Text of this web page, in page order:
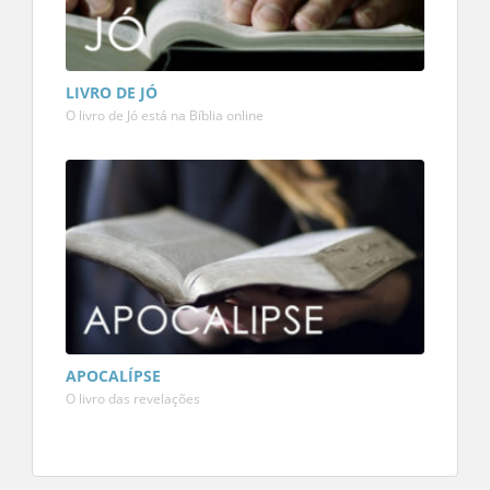
LIVRO DE JÓ
O livro de Jó está na Bíblia online
APOCALÍPSE
O livro das revelações